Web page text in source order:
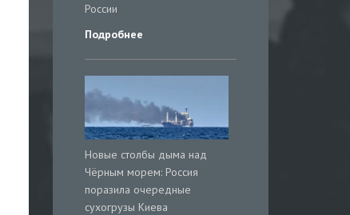
России
Подробнее
Новые столбы дыма над
Чёрным морем: Россия
поразила очередные
сухогрузы Киева